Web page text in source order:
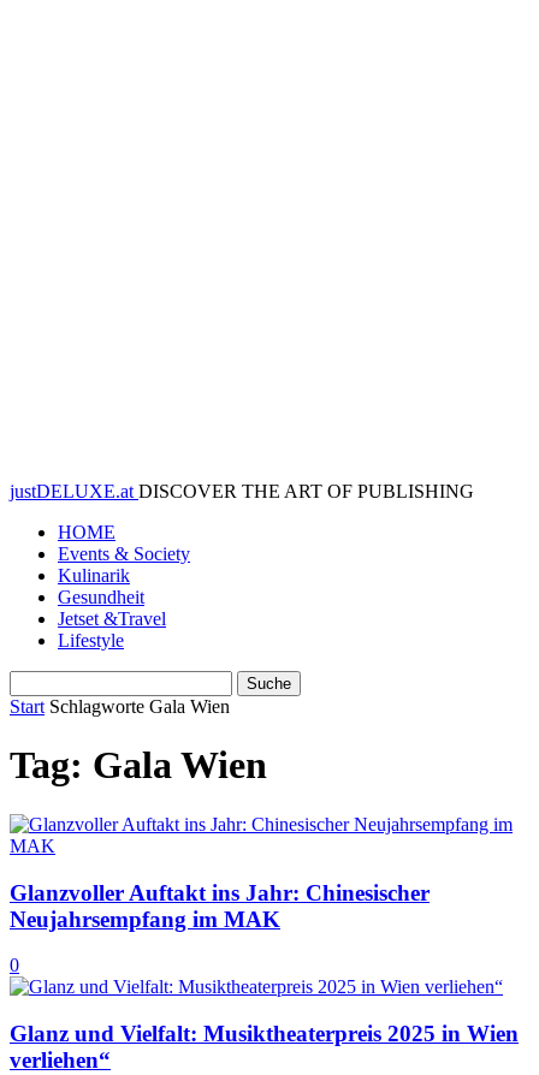
justDELUXE.at DISCOVER THE ART OF PUBLISHING
HOME
Events & Society
Kulinarik
Gesundheit
Jetset &Travel
Lifestyle
Start Schlagworte Gala Wien
Tag: Gala Wien
Glanzvoller Auftakt ins Jahr: Chinesischer
Neujahrsempfang im MAK
0
Glanz und Vielfalt: Musiktheaterpreis 2025 in Wien
verliehen“